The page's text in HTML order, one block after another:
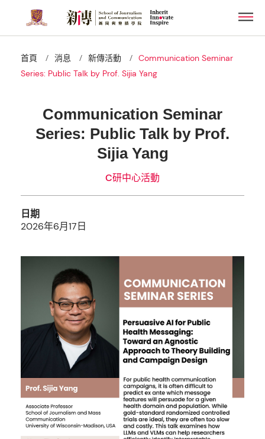
main
content首頁 / 消息 / 新傳活動 / Communication Seminar
Series: Public Talk by Prof. Sijia Yang
Communication Seminar
Series: Public Talk by Prof.
Sijia Yang
C研中心活動
日期
2026年6月17日